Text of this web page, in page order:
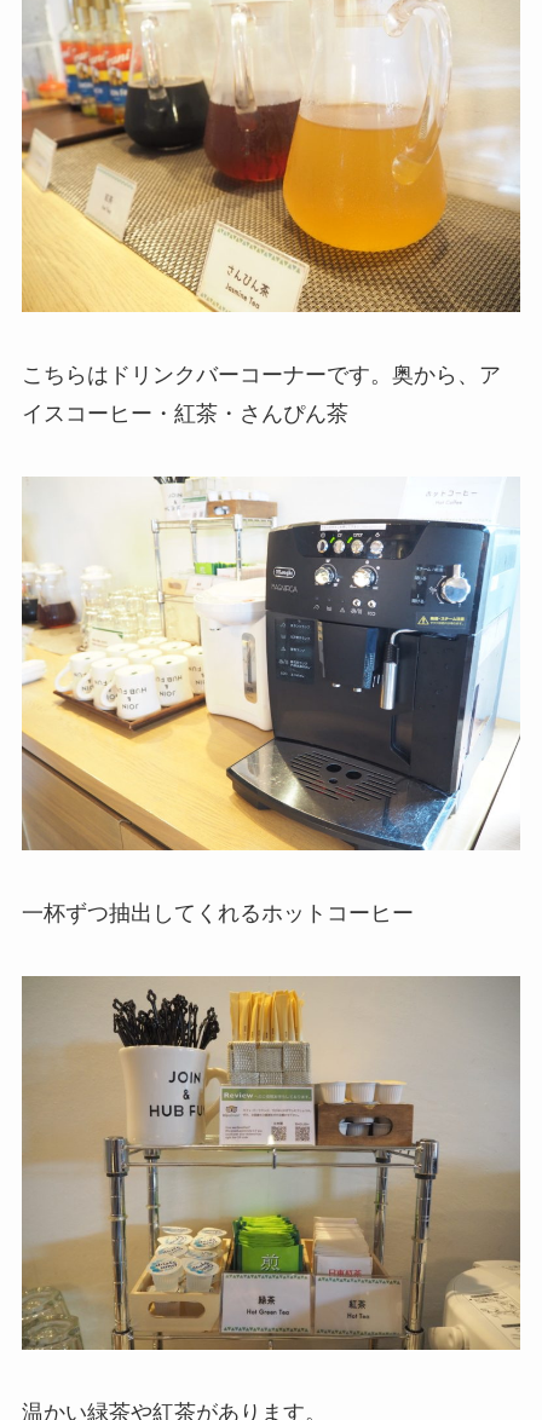
こちらはドリンクバーコーナーです。奥から、ア
イスコーヒー・紅茶・さんぴん茶
一杯ずつ抽出してくれるホットコーヒー
温かい緑茶や紅茶があります。